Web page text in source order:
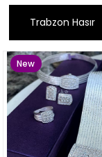
Trabzon Hasır
New
Item